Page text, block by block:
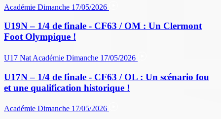
Académie Dimanche 17/05/2026
U19N – 1/4 de finale - CF63 / OM : Un Clermont
Foot Olympique !
U17 Nat Académie Dimanche 17/05/2026
U17N – 1/4 de finale - CF63 / OL : Un scénario fou
et une qualification historique !
Académie Dimanche 17/05/2026